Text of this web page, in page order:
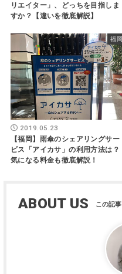
リエイター」、どっちを目指しま
すか？【違いを徹底解説】
福岡
2019.05.23
【福岡】雨傘のシェアリングサー
ビス「アイカサ」の利用方法は？
気になる料金も徹底解説！
ABOUT US